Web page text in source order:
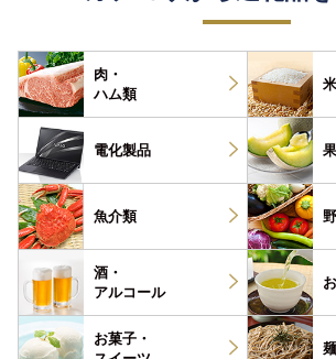
肉・
ハム類
電化製品
魚介類
酒・
アルコール
お菓子・